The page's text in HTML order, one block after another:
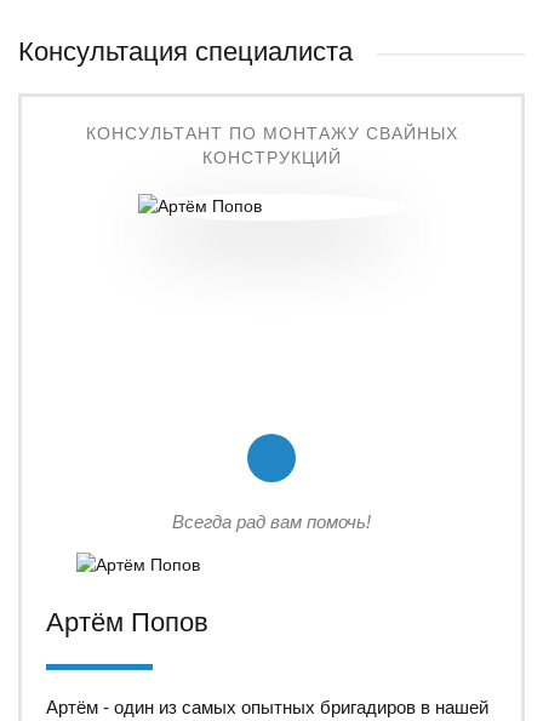
Консультация специалиста
КОНСУЛЬТАНТ ПО МОНТАЖУ СВАЙНЫХ
КОНСТРУКЦИЙ
Всегда рад вам помочь!
Артём Попов
Артём - один из самых опытных бригадиров в нашей